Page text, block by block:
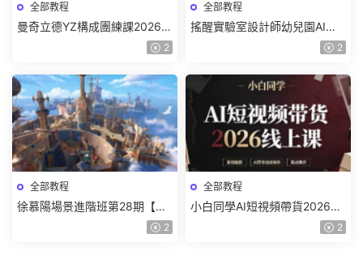
全部教程
曼奇立德YZ構成團練課2026年
8月已結課【畫質高清有課件】
2
全部教程
搖醒實驗室設計師幼兒園AI軟
件基礎課2025【畫質不錯有素
2
全部教程
徐慕陽場景進階班第28期【畫
2
全部教程
小白同學AI短視頻帶貨2026線
2